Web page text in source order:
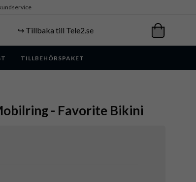
↪️ Tillbaka till Tele2.se
TILLBEHÖRSPAKET
- Favorite Bikini